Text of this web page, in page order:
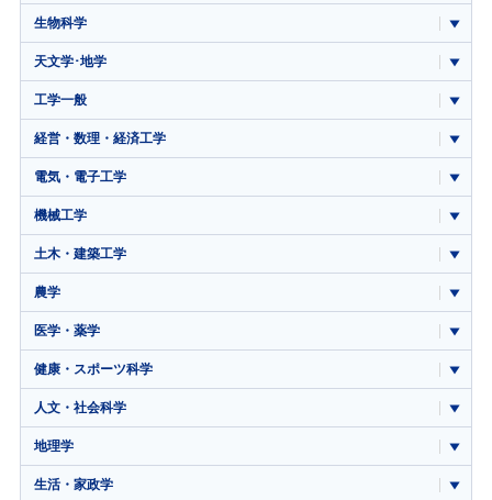
生物科学
天文学･地学
工学一般
経営・数理・経済工学
電気・電子工学
機械工学
土木・建築工学
農学
医学・薬学
健康・スポーツ科学
人文・社会科学
地理学
生活・家政学